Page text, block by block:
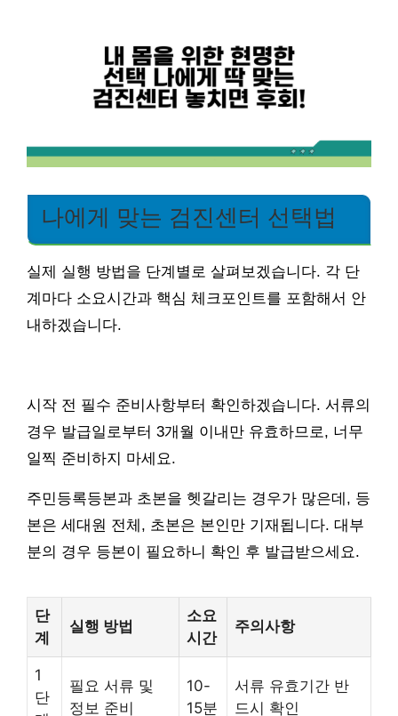
나에게 맞는 검진센터 선택법
실제 실행 방법을 단계별로 살펴보겠습니다. 각 단
계마다 소요시간과 핵심 체크포인트를 포함해서 안
내하겠습니다.
시작 전 필수 준비사항부터 확인하겠습니다. 서류의
경우 발급일로부터 3개월 이내만 유효하므로, 너무
일찍 준비하지 마세요.
주민등록등본과 초본을 헷갈리는 경우가 많은데, 등
본은 세대원 전체, 초본은 본인만 기재됩니다. 대부
분의 경우 등본이 필요하니 확인 후 발급받으세요.
단
계
실행 방법
소요
시간
주의사항
1
단
필요 서류 및
정보 준비
10-
15분
서류 유효기간 반
드시 확인